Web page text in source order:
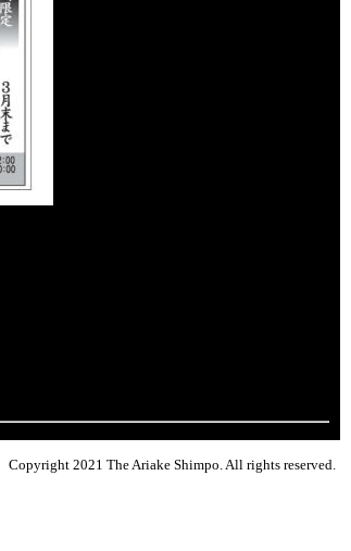
2021 The Ariake Shimpo. All rights reserved.